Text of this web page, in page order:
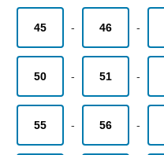
45 - 46 -
50 - 51 -
55 - 56 -